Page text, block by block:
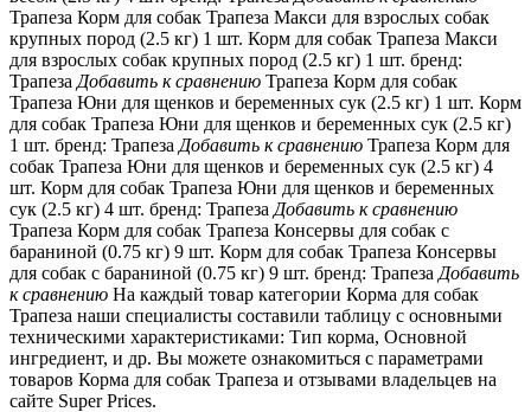
Трапеза Корм для собак Трапеза Макси для взрослых собак
крупных пород (2.5 кг) 1 шт. Корм для собак Трапеза Макси
для взрослых собак крупных пород (2.5 кг) 1 шт. бренд:
Трапеза Добавить к сравнению Трапеза Корм для собак
Трапеза Юни для щенков и беременных сук (2.5 кг) 1 шт. Корм
для собак Трапеза Юни для щенков и беременных сук (2.5 кг)
1 шт. бренд: Трапеза Добавить к сравнению Трапеза Корм для
собак Трапеза Юни для щенков и беременных сук (2.5 кг) 4
шт. Корм для собак Трапеза Юни для щенков и беременных
сук (2.5 кг) 4 шт. бренд: Трапеза Добавить к сравнению
Трапеза Корм для собак Трапеза Консервы для собак с
бараниной (0.75 кг) 9 шт. Корм для собак Трапеза Консервы
для собак с бараниной (0.75 кг) 9 шт. бренд: Трапеза Добавить
к сравнению На каждый товар категории Корма для собак
Трапеза наши специалисты составили таблицу с основными
техническими характеристиками: Тип корма, Основной
ингредиент, и др. Вы можете ознакомиться с параметрами
товаров Корма для собак Трапеза и отзывами владельцев на
сайте Super Prices.